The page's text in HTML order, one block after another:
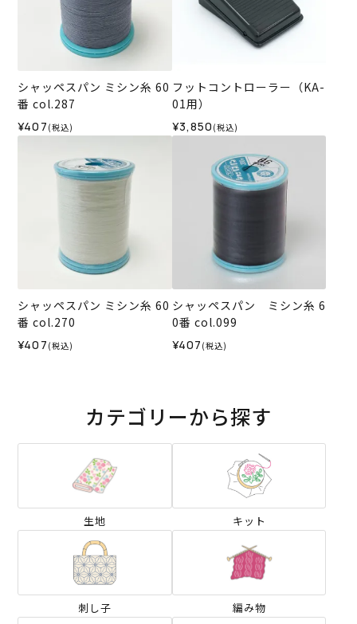
シャッペスパン ミシン糸 60
番 col.287
¥407 (税込)
フットコントローラー（KA-
01用）
¥3,850 (税込)
シャッペスパン ミシン糸 60
番 col.270
¥407 (税込)
シャッペスパン ミシン糸 6
0番 col.099
¥407 (税込)
カテゴリーから探す
生地 キット
刺し子 編み物